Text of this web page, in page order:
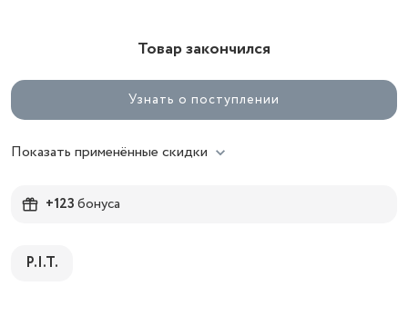
Товар закончился
Узнать о поступлении
Показать применённые скидки
+123бонуса
P.I.T.